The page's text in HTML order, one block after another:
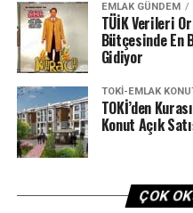
EMLAK GÜNDEM
TÜİK Verileri
Bütçesinde En
Gidiyor
TOKI-EMLAK
TOKİ’den
Konut Açık
ÇOK